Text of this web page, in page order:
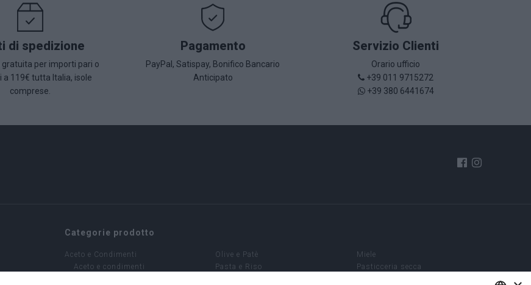
di spedizione
gratuita per importi pari o
a 119€ tutta Italia, isole
comprese.
Pagamento
PayPal, Satispay, Bonifico Bancario
Anticipato
Servizio Clienti
Orario ufficio
+39 011 9715272
+39 380 6441674
Categorie prodotto
Aceto e Condimenti
Aceto e condimenti
Olive e Patè
Pasta e Riso
Miele
Pasticceria secca